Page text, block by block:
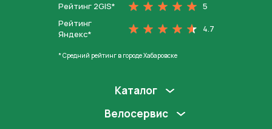
Рейтинг 2GIS*
5
Рейтинг
Яндекс*
4.7
* Средний рейтинг в городе Хабаровске
Каталог
Велосервис